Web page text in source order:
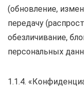
(обновление,
передачу
обезличивание,
персональных
1.1.4.